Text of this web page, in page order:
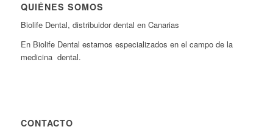
QUIÉNES SOMOS
Biolife Dental, distribuidor dental en Canarias
En Biolife Dental estamos especializados en el campo de la
medicina dental.
CONTACTO